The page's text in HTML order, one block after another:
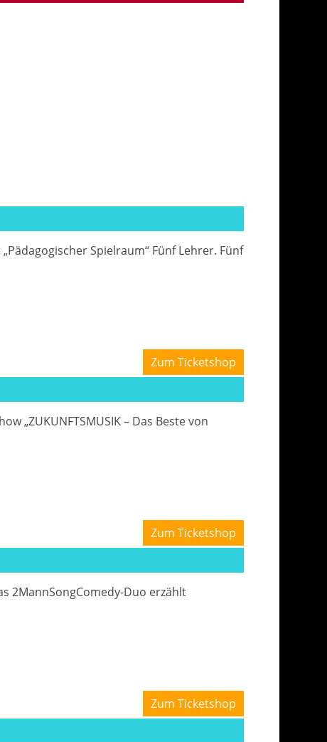
Spielraum“ Fünf Lehrer. Fünf
Zum Ticketshop
„ZUKUNFTSMUSIK – Das Beste von
Zum Ticketshop
2MannSongComedy-Duo erzählt
Zum Ticketshop